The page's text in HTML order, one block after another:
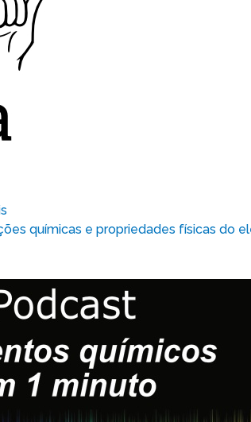
químicas e propriedades físicas do